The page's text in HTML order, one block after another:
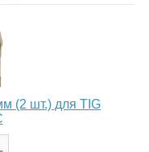
(2 шт.) для TIG